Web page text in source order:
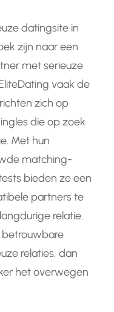
datingsite in
zijn naar een
met serieuze
vaak de
zich op
die op zoek
Met hun
matching-
bieden ze een
partners te
relatie.
betrouwbare
relaties, dan
het overwegen